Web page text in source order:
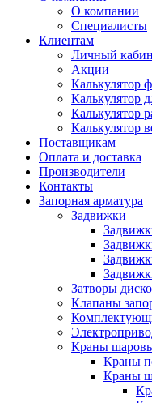
О компании
Специалисты
Клиентам
Личный
Акции
Калькулятор
Калькулятор
Калькулятор
Калькулятор
Поставщикам
Оплата и доставка
Производители
Контакты
Запорная арматура
Задвижки
Затворы
Клапаны
Краны
Краны
Краны